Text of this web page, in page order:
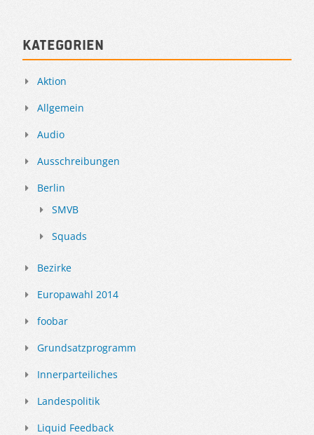
Kategorien
Aktion
Allgemein
Audio
Ausschreibungen
Berlin
SMVB
Squads
Bezirke
Europawahl 2014
foobar
Grundsatzprogramm
Innerparteiliches
Landespolitik
Liquid Feedback